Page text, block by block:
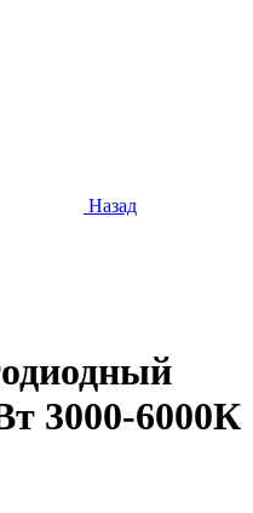
Назад
3000-6000К